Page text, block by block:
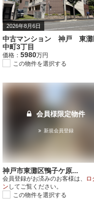
2026年8月6日
中古マンション 神戸 東灘
中町3丁目
価格： 5980万円
この物件を選択する
会員様限定物件
新規会員登録
神戸市東灘区鴨子ケ原...
会員登録がお済みのお客様は、
ロ
ン してご覧ください。
この物件を選択する